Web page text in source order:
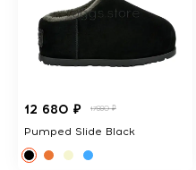
12 680 ₽ 17880 ₽
Pumped Slide Black